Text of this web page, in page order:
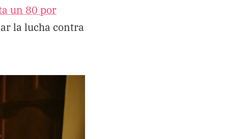
un 80 por
la lucha contra